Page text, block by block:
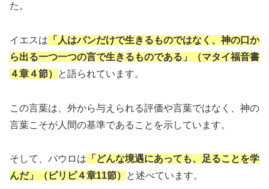
た。
イエスは 「人はパンだけで生きるものではなく、神の口か
ら出る一つ一つの言で生きるものである」（マタイ福音書
４章４節）
と語られています。
この言葉は、外から与えられる評価や言葉ではなく、神の
言葉こそが人間の基準であることを示しています。
そして、パウロは 「どんな境遇にあっても、足ることを学
んだ」（ピリピ４章11節）
と述べています。